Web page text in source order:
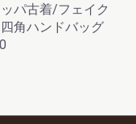
パ古着/フェイク
角ハンドバッグ